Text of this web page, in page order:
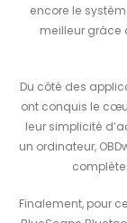
encore le
meilleur grâce
Du côté des
ont conquis le
leur simplicité
un ordinateur,
Finalement, pour